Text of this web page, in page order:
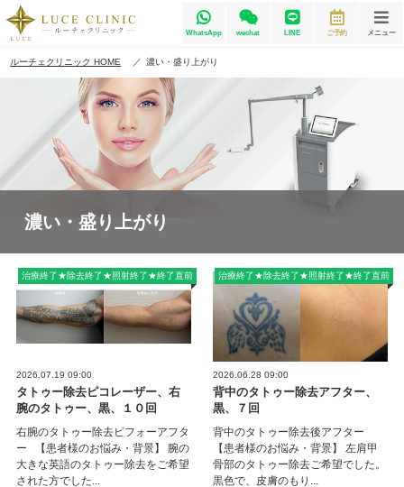
メニュー
ご予約
LINE
wechat
WhatsApp
ルーチェクリニック HOME 濃い・盛り上がり
濃い・盛り上がり
治療終了★除去終了★照射終了★終了直前
2026.07.19 09:00
タトゥー除去ピコレーザー、右
腕のタトゥー、黒、１０回
右腕のタトゥー除去ビフォーアフタ
ー 【患者様のお悩み・背景】 腕の
大きな英語のタトゥー除去をご希望
された方でした...
治療終了★除去終了★照射終了★終了直前
2026.06.28 09:00
背中のタトゥー除去アフター、
黒、７回
背中のタトゥー除去後アフター
【患者様のお悩み・背景】 左肩甲
骨部のタトゥー除去ご希望でした。
黒色で、皮膚のもり...